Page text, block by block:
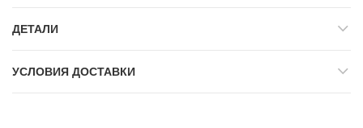
ДЕТАЛИ
УСЛОВИЯ ДОСТАВКИ